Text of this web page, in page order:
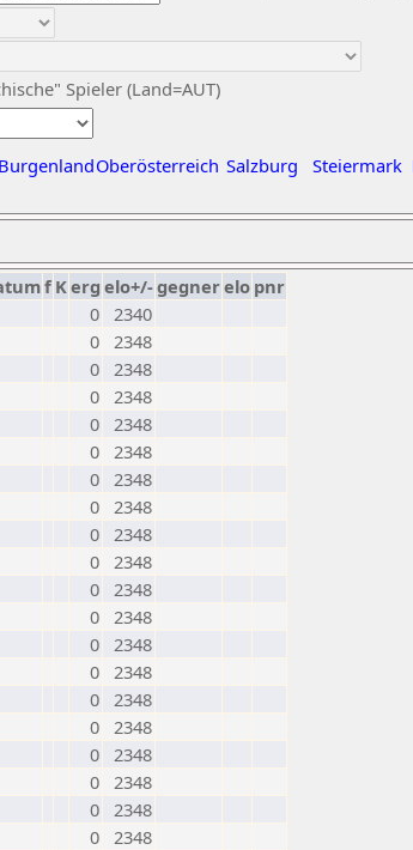
Spieler (Land=AUT)
BurgenlandOberösterreich Salzburg Steiermark
f Kerg elo+/-gegnerelo pnr
0 2340
0 2348
0 2348
0 2348
0 2348
0 2348
0 2348
0 2348
0 2348
0 2348
0 2348
0 2348
0 2348
0 2348
0 2348
0 2348
0 2348
0 2348
0 2348
0 2348